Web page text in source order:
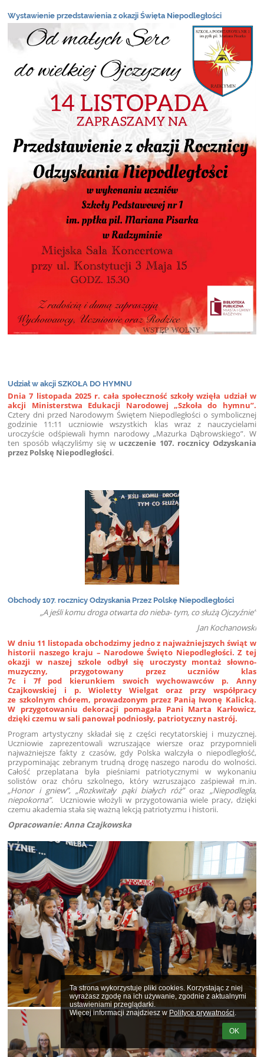
Ta strona wykorzystuje pliki cookies. Korzystając z niej
wyrażasz zgodę na ich używanie, zgodnie z aktualnymi
ustawieniami przeglądarki.
Więcej informacji znajdziesz w Polityce prywatności.
OK
Wystawienie przedstawienia z okazji Święta Niepodległości
Udział w akcji SZKOŁA DO HYMNU
Dnia 7 listopada 2025 r. cała społeczność szkoły wzięła udział w
akcji Ministerstwa Edukacji Narodowej „Szkoła do hymnu”.
Cztery dni przed Narodowym Świętem Niepodległości o symbolicznej
godzinie 11:11 uczniowie wszystkich klas wraz z nauczycielami
uroczyście odśpiewali hymn narodowy „Mazurka Dąbrowskiego”. W
ten sposób włączyliśmy się w uczczenie 107. rocznicy Odzyskania
przez Polskę Niepodległości.
Obchody 107. rocznicy Odzyskania Przez Polskę Niepodległości
„A jeśli komu droga otwarta do nieba- tym, co służą Ojczyźnie”
Jan Kochanowski
W dniu 11 listopada obchodzimy jedno z najważniejszych świąt w
historii naszego kraju – Narodowe Święto Niepodległości. Z tej
okazji w naszej szkole odbył się uroczysty montaż słowno-
muzyczny, przygotowany przez uczniów klas
7c i 7f pod kierunkiem swoich wychowawców p. Anny
Czajkowskiej i p. Wioletty Wielgat oraz przy współpracy
ze szkolnym chórem, prowadzonym przez Panią Iwonę Kalicką.
W przygotowaniu dekoracji pomagała Pani Marta Karłowicz,
dzięki czemu w sali panował podniosły, patriotyczny nastrój.
Program artystyczny składał się z części recytatorskiej i muzycznej.
Uczniowie zaprezentowali wzruszające wiersze oraz przypomnieli
najważniejsze fakty z czasów, gdy Polska walczyła o niepodległość,
przypominając zebranym trudną drogę naszego narodu do wolności.
Całość przeplatana była pieśniami patriotycznymi w wykonaniu
solistów oraz chóru szkolnego, który wzruszająco zaśpiewał m.in.
„Honor i gniew”,„Rozkwitały pąki białych róż”oraz „Niepodległa,
niepokorna”. Uczniowie włożyli w przygotowania wiele pracy, dzięki
czemu akademia stała się ważną lekcją patriotyzmu i historii.
Opracowanie: Anna Czajkowska